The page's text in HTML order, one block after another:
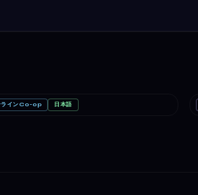
ラインCo-op 日本語